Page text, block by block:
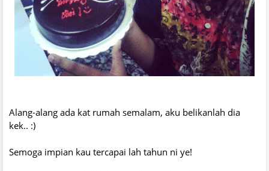
Alang-alang ada kat rumah semalam, aku belikanlah dia
kek.. :)
Semoga impian kau tercapai lah tahun ni ye!